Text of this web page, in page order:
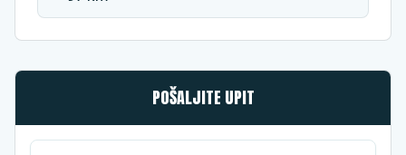
POŠALJITE UPIT